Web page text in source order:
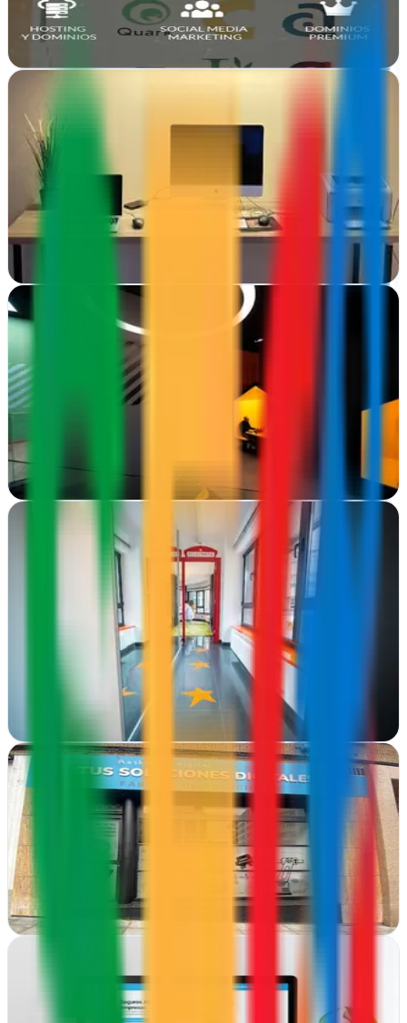
con resultados medibles
Ver ficha
MOGUDA SL
Oviedo, Asturias
MOGUDA SL en Oviedo impulsa tu presencia online con
estrategias de marketing personalizadas y resultados medibles para
empresas asturianas
Ver ficha
Neozink. Marketing del bueno.
Oviedo, Asturias
Desde Oviedo crean estrategias de marketing que funcionan, con
diseño gráfico impactante y campañas publicitarias que generan
resultados reales para tu…
Ver ficha
Sublimedia Agencia de Marketing, Eventos y
Azafatas de Imagen
Oviedo, Asturias
Sublimedia combina marketing digital con gestión de eventos y
personal de imagen en Oviedo, creando experiencias integrales para
Ver ficha
Tus Soluciones Digitales
Oviedo, Asturias
Tus Soluciones Digitales en Oviedo impulsa tu presencia online con
estrategias de marketing adaptadas a cada negocio asturiano
Ver ficha
Oviedo, Asturias